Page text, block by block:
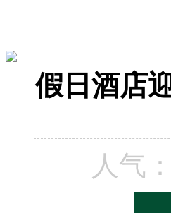
假日酒店
人气